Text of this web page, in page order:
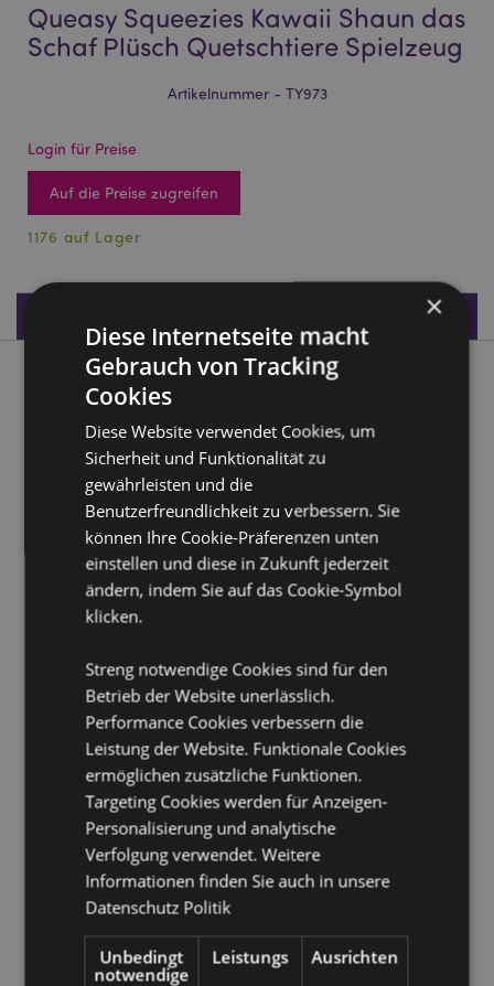
Queasy Squeezies Kawaii Shaun das
Schaf Plüsch Quetschtiere Spielzeug
Artikelnummer - TY973
Login für Preise
Auf die Preise zugreifen
1176 auf Lager
Produktbeschreibung
Queasy Squeezies Kawaii Shaun das Schaf Plüsch
Quetschtiere Spielzeug
Material:Polyester und Polyacrylatkugeln
CE/UKCA gekennzeichnet: Ja
EN71:Ja
Geeignet für Kinder ab 0 Jahren
Lizenz-Informationen:
Produkttressourcen:
Möchten Sie mehr über den Einkauf bei Puckator
erfahren?Dann lesen Sie unserenLeitfaden für
Kundeninformationen.
Produktattribute
Information
Höhe 7cm Breite 8cm Tiefe 6.5cm
5055071797309
48
0.165000
×
Diese Internetseite macht
Gebrauch von Tracking
Cookies
Diese Website verwendet Cookies, um
Sicherheit und Funktionalität zu
gewährleisten und die
Benutzerfreundlichkeit zu verbessern. Sie
können Ihre Cookie-Präferenzen unten
einstellen und diese in Zukunft jederzeit
ändern, indem Sie auf das Cookie-Symbol
klicken.
Streng notwendige Cookies sind für den
Betrieb der Website unerlässlich.
Performance Cookies verbessern die
Leistung der Website. Funktionale Cookies
ermöglichen zusätzliche Funktionen.
Targeting Cookies werden für Anzeigen-
Personalisierung und analytische
Verfolgung verwendet. Weitere
Informationen finden Sie auch in unsere
Datenschutz Politik
Unbedingt
notwendige
Leistungs Ausrichten